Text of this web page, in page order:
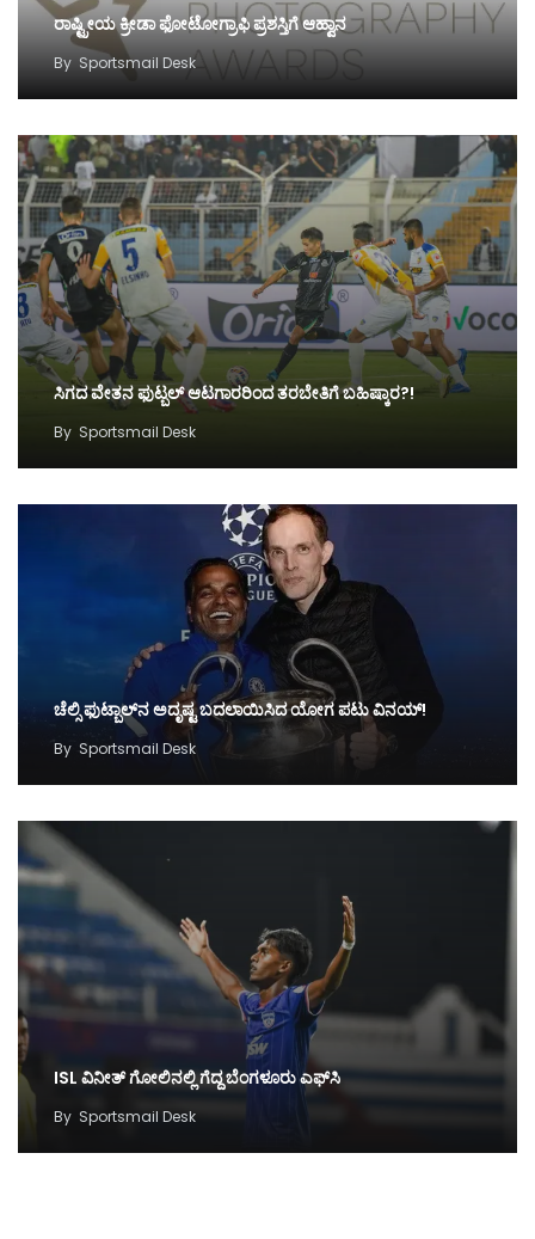
ರಾಷ್ಟ್ರೀಯ ಕ್ರೀಡಾ ಫೋಟೋಗ್ರಾಫಿ ಪ್ರಶಸ್ತಿಗೆ ಆಹ್ವಾನ
By Sportsmail Desk
ಸಿಗದ ವೇತನ ಫುಟ್ಬಲ್‌ ಆಟಗಾರರಿಂದ ತರಬೇತಿಗೆ ಬಹಿಷ್ಕಾರ?!
By Sportsmail Desk
ಚೆಲ್ಸಿ ಫುಟ್ಬಾಲ್‌ನ ಅದೃಷ್ಟ ಬದಲಾಯಿಸಿದ ಯೋಗ ಪಟು ವಿನಯ್‌!
By Sportsmail Desk
ISL ವಿನೀತ್‌ ಗೋಲಿನಲ್ಲಿ ಗೆದ್ದ ಬೆಂಗಳೂರು ಎಫ್‌ಸಿ
By Sportsmail Desk